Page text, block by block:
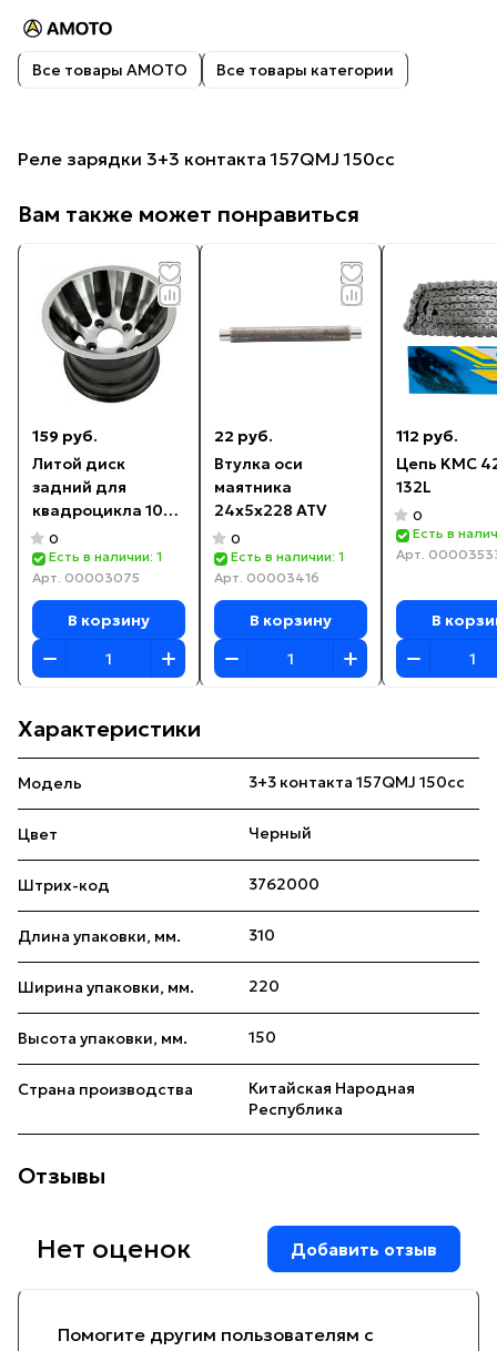
Все товары AMOTO Все товары категории
Реле зарядки 3+3 контакта 157QMJ 150cc
Вам также может понравиться
159 руб.
Литой диск
задний для
квадроцикла 10
дюймов
0
Есть в наличии: 1
Арт. 00003075
В корзину
22 руб.
Втулка оси
маятника
24х5х228 ATV
0
Есть в наличии: 1
Арт. 00003416
В корзину
112 руб.
Цепь KMC
132L
0
Есть в
Арт.
В
Характеристики
Модель 3+3 контакта 157QMJ 150cc
Цвет Черный
Штрих-код 3762000
Длина упаковки, мм. 310
Ширина упаковки, мм. 220
Высота упаковки, мм. 150
Страна производства
Китайская Народная
Республика
Отзывы
Помогите другим пользователям с
Нет оценок Добавить отзыв